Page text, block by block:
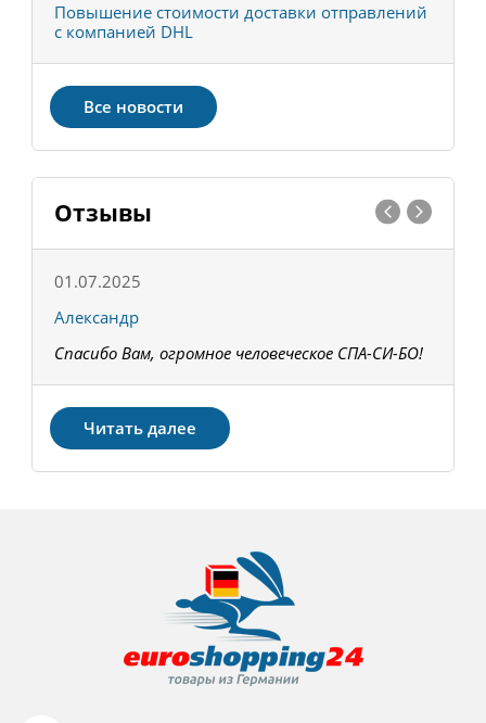
Повышение стоимости доставки отправлений
с компанией DHL
Все новости
Отзывы
01.07.2025
Александр
Спасибо Вам, огромное человеческое СПА-СИ-БО!
Читать далее